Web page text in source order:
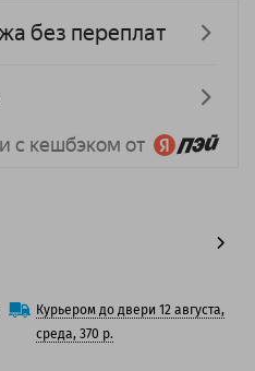
Курьером до двери 12 августа,
среда, 370 р.